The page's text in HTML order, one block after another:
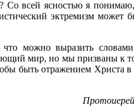
Со всей ясностью я
эктремизм
можно выразить словами
мир, но мы призваны к
быть отражением